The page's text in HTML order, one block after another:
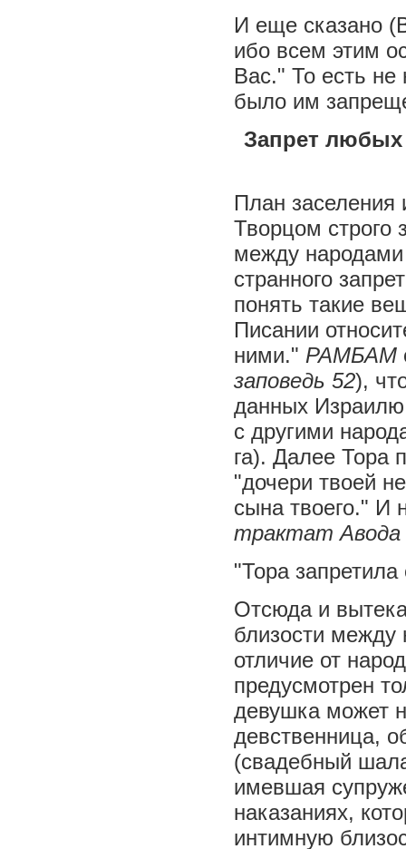
И еще сказано
ибо всем этим
Вас." То есть
было им
Запрет
План заселения
Творцом строго
между
странного
понять такие
Писании
ними." РАМБАМ
заповедь 52),
данных Израилю
с другими
га). Далее Тора
"дочери твоей
сына твоего." И
трактат Авода
"Тора
Отсюда и
близости
отличие от
предусмотрен
девушка может
девственница,
(свадебный
имевшая
наказаниях,
интимную